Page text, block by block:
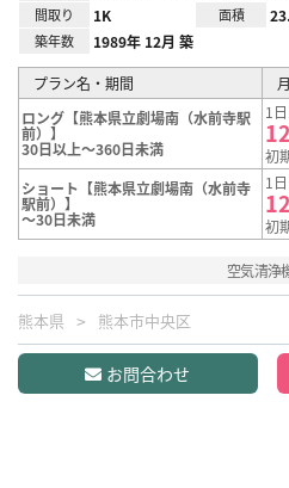
間取り 1K 面積
築年数 1989年 12月 築
プラン名・期間
ロング【熊本県立劇場南（水前寺駅
前）】
30日以上～360日未満
1
初
ショート【熊本県立劇場南（水前寺
駅前）】
～30日未満
1
初
空気清浄
熊本県 熊本市中央区
お問合わせ